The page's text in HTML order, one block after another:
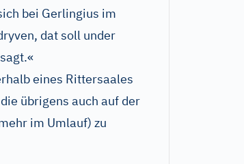
bei Gerlingius im
dat soll under
eines Rittersaales
übrigens auch auf der
im Umlauf) zu